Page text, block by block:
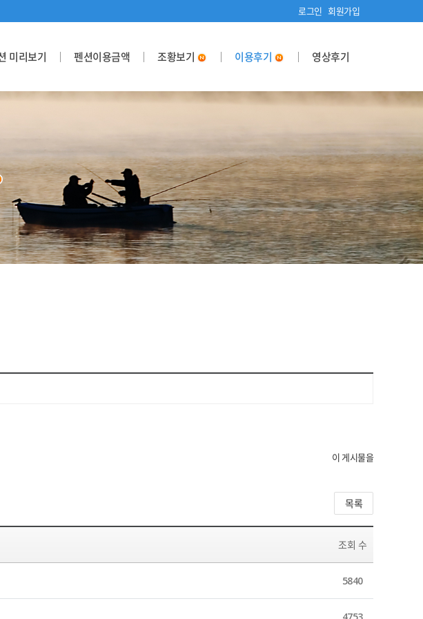
로그인 회원가입
미리보기 펜션이용금액 조황보기 이용후기 영상후기
이 게시물을
목록
조회 수
5840